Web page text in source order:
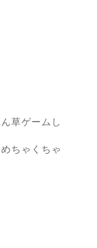
草ゲームし
ちゃくちゃ